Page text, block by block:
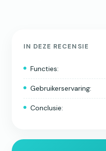
IN DEZE RECENSIE
Functies:
Gebruikerservaring:
Conclusie: